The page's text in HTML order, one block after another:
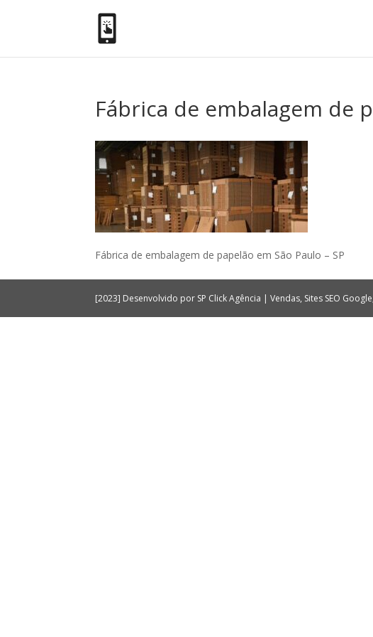
Fábrica de embalagem de
Fábrica de embalagem de papelão em São Paulo – SP
[2023] Desenvolvido por SP Click Agência | Vendas, Sites SEO